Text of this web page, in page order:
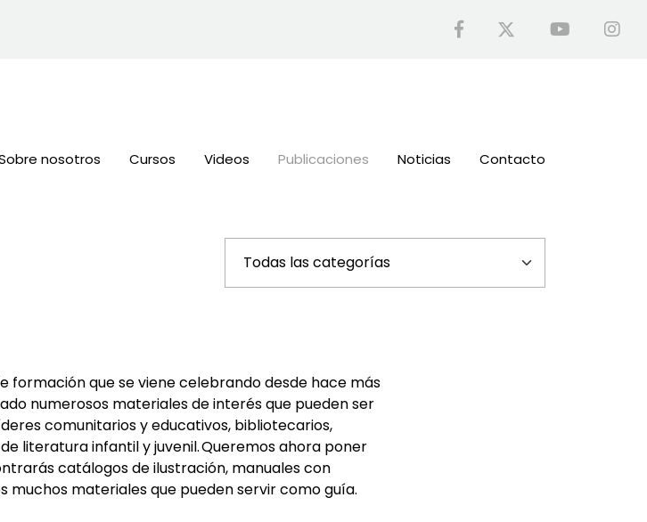
nosotros Cursos Videos Publicaciones Noticias Contacto
formación que se viene celebrando desde hace más
numerosos materiales de interés que pueden ser
comunitarios y educativos, bibliotecarios,
literatura infantil y juvenil. Queremos ahora poner
catálogos de ilustración, manuales con
muchos materiales que pueden servir como guía.